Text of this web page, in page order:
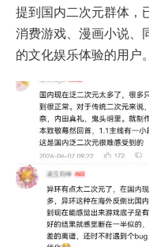
提到国内二次元群体，
消费游戏、漫画小说、
的文化娱乐体验的用户。